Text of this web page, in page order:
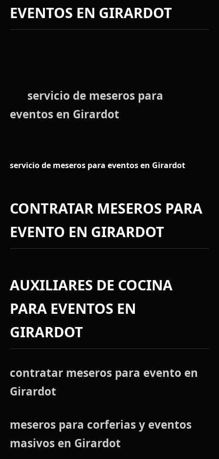
EVENTOS EN GIRARDOT
servicio de meseros para
eventos en Girardot
servicio de meseros para eventos en Girardot
CONTRATAR MESEROS PARA
EVENTO EN GIRARDOT
AUXILIARES DE COCINA
PARA EVENTOS EN
GIRARDOT
contratar meseros para evento en
Girardot
meseros para corferias y eventos
masivos en Girardot